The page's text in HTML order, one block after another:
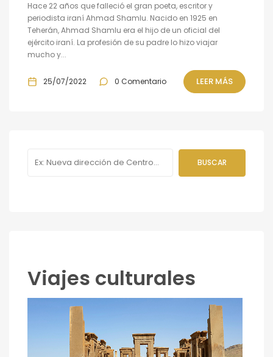
Hace 22 años que falleció el gran poeta, escritor y
periodista iraní Ahmad Shamlu. Nacido en 1925 en
Teherán, Ahmad Shamlu era el hijo de un oficial del
ejército iraní. La profesión de su padre lo hizo viajar
mucho y...
25/07/2022 0 Comentario LEER MÁS
Viajes culturales